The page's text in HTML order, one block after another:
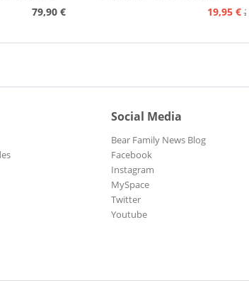
79,90 € 19,95 €
Social Media
Bear Family News Blog
Facebook
Instagram
MySpace
Twitter
Youtube